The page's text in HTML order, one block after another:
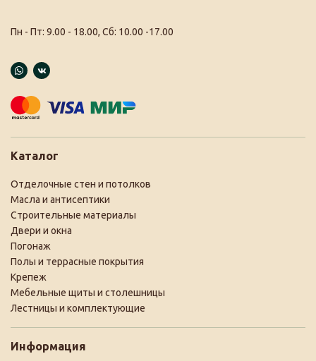
Пн - Пт: 9.00 - 18.00, Сб: 10.00 -17.00
Каталог
Отделочные стен и потолков
Масла и антисептики
Строительные материалы
Двери и окна
Погонаж
Полы и террасные покрытия
Крепеж
Мебельные щиты и столешницы
Лестницы и комплектующие
Информация